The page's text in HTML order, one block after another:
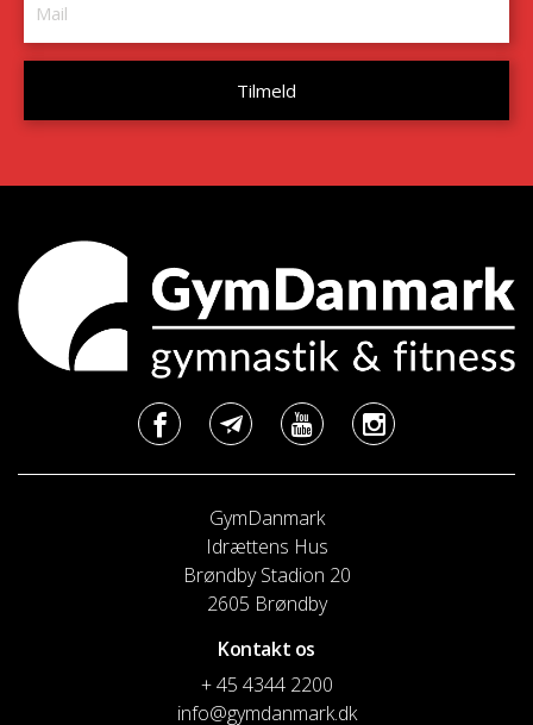
GymDanmark
Idrættens Hus
Brøndby Stadion 20
2605 Brøndby
Kontakt os
+ 45 4344 2200
info@gymdanmark.dk